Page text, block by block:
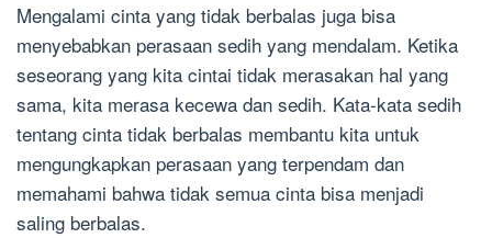
Mengalami cinta yang tidak berbalas juga bisa
menyebabkan perasaan sedih yang mendalam. Ketika
seseorang yang kita cintai tidak merasakan hal yang
sama, kita merasa kecewa dan sedih. Kata-kata sedih
tentang cinta tidak berbalas membantu kita untuk
mengungkapkan perasaan yang terpendam dan
memahami bahwa tidak semua cinta bisa menjadi
saling berbalas.